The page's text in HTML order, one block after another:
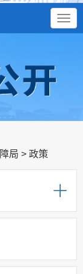
局 > 政策